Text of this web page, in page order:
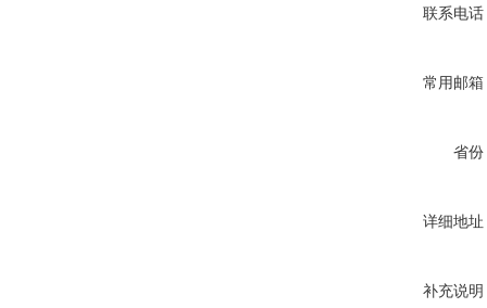
联系电话
常用邮箱
省份
详细地址
补充说明